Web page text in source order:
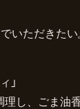
いただきた
」
し、ごま油